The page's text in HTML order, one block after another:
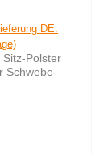
DE:
Polster
Schwebe-